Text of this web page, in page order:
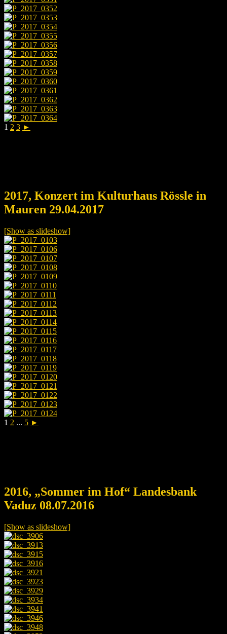
1 2 3 ►
2017, Konzert im Kulturhaus Rössle in
Mauren 29.04.2017
[Show as slideshow]
1 2 ... 5 ►
2016, „Sommer im Hof“ Landesbank
Vaduz 08.07.2016
[Show as slideshow]